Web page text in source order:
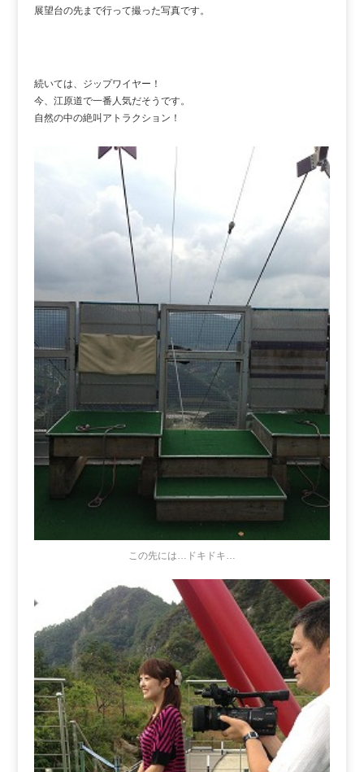
展望台の先まで行って撮った写真です。
続いては、ジップワイヤー！
今、江原道で一番人気だそうです。
自然の中の絶叫アトラクション！
この先には…ドキドキ…